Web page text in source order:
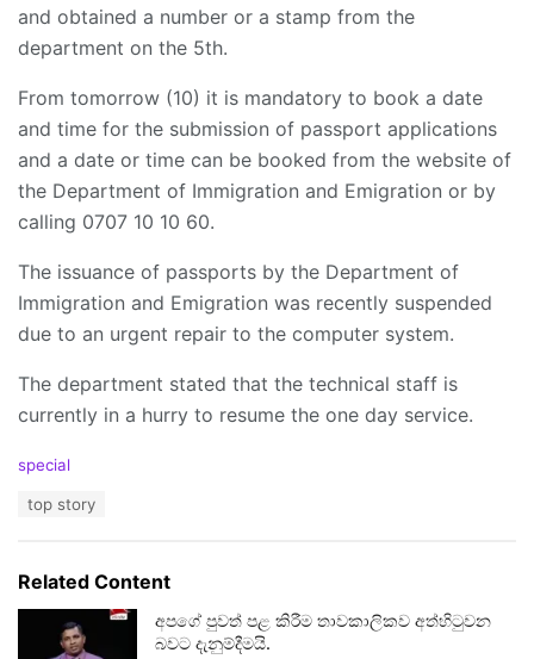
and obtained a number or a stamp from the
department on the 5th.
From tomorrow (10) it is mandatory to book a date
and time for the submission of passport applications
and a date or time can be booked from the website of
the Department of Immigration and Emigration or by
calling 0707 10 10 60.
The issuance of passports by the Department of
Immigration and Emigration was recently suspended
due to an urgent repair to the computer system.
The department stated that the technical staff is
currently in a hurry to resume the one day service.
C
o
r
i
special
:
top story
Related Content
අපගේ පුවත් පළ කිරීම තාවකාලිකව අත්හිටුවන
බවට දැනුම්දීමයි.